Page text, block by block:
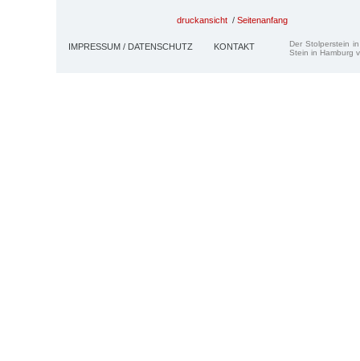
druckansicht / Seitenanfang
IMPRESSUM / DATENSCHUTZ KONTAKT
Der Stolperstein
Stein in Hamburg